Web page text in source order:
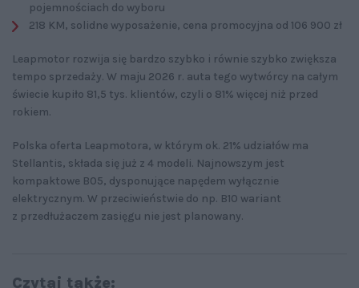
pojemnościach do wyboru
218 KM, solidne wyposażenie, cena promocyjna od 106 900 zł
Leapmotor rozwija się bardzo szybko i równie szybko zwiększa
tempo sprzedaży. W maju 2026 r. auta tego wytwórcy na całym
świecie kupiło 81,5 tys. klientów, czyli o 81% więcej niż przed
rokiem.
Polska oferta Leapmotora, w którym ok. 21% udziałów ma
Stellantis, składa się już z 4 modeli. Najnowszym jest
kompaktowe B05, dysponujące napędem wyłącznie
elektrycznym. W przeciwieństwie do np. B10 wariant
z przedłużaczem zasięgu nie jest planowany.
Czytaj także: